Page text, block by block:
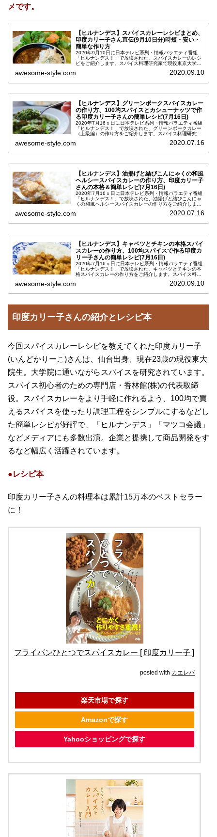
メです。
【ヒルナンデス】スパイスカレーレシピまとめ、
印度カリー子さん直伝(9月10日分)時短・安い・
簡単な作り方
2020年9月10日に日本テレビ系列・情報バラエティ番組
「ヒルナンデス！」で放映された、スパイスカレーのレシ
ピをご紹介します。スパイス料理研究家で現役東京大学院
awesome-style.com 2020.09.10
【ヒルナンデス】グリーンポークスパイスカレー
の作り方、100均スパイスとカシューナッツで作
る印度カリー子さんの簡単レシピ(7月16日)
2020年7月16ｘ日に日本テレビ系列・情報バラエティ番組
「ヒルナンデス！」で放映された、グリーンポークカレー
（上級編）の作り方をご紹介します。スパイス料理研究家
awesome-style.com 2020.07.16
【ヒルナンデス】油揚げと結びこんにゃくの和風
ヘルシースパイスカレーの作り方、印度カリー子
さんの本格＆簡単レシピ(7月16日)
2020年7月16ｘ日に日本テレビ系列・情報バラエティ番組
「ヒルナンデス！」で放映された、油揚げと結びこんにゃ
くの和風ヘルシースパイスカレーの作り方をご紹介しま
awesome-style.com 2020.07.16
【ヒルナンデス】キャベツとチキンの本格スパイ
スカレーの作り方、100均スパイスで作る印度カ
リー子さんの簡単レシピ(7月16日)
2020年7月16ｘ日に日本テレビ系列・情報バラエティ番組
「ヒルナンデス！」で放映された、キャベツとチキンの本
格スパイスカレーの作り方をご紹介します。スパイス料理
awesome-style.com 2020.09.10
印度カリー子さんの紹介とレシピ本
今回スパイスカレーレシピを教えてくれた印度カリー子
(いんどかりーこ)さんは、仙台出身、現在23歳の現役東大
院生。大学院に通いながらスパイスを研究されています。
スパイス初心者のための専門店・香林館(株)の代表取締
役。スパイスカレーをより手軽に作れるよう、100均で買
えるスパイスを使ったり調理工程をシンプルにするなどし
た簡単レシピが好評で、「ヒルナンデス」「マツコ会議」
などメディアにも多数出演。企業と提携して商品開発をす
るなど幅広く活躍されています。
●レシピ本
印度カリー子さんの料理本は累計15万本のベストセラー
に！
フライパンひとつでスパイスカレー [ 印度カリー子 ]
posted with カエレバ
楽天市場で探す
Amazonで探す
Yahooショッピングで探す